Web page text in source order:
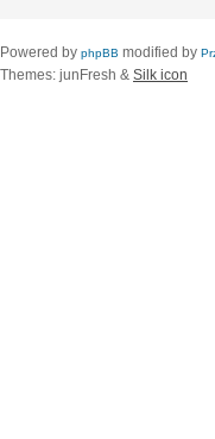
Powered by phpBB modified by
Themes: junFresh & Silk icon